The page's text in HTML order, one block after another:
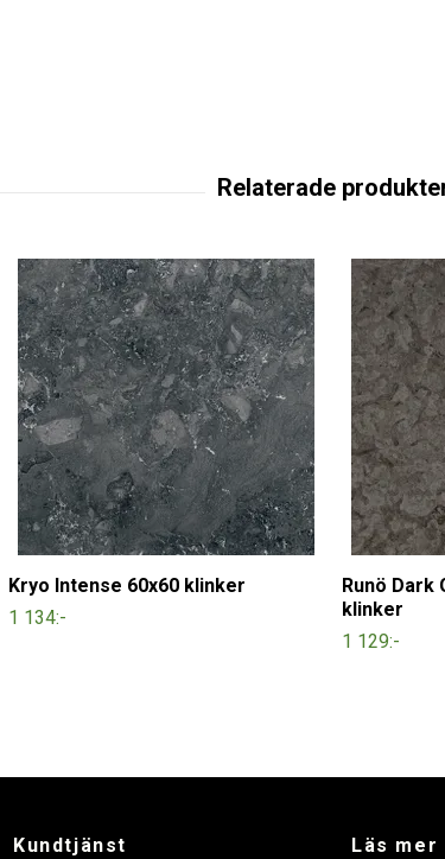
Kryo Intense 60x60 klinker
1 134:-
Runö Dark
klinker
1 129:-
Kundtjänst Läs mer